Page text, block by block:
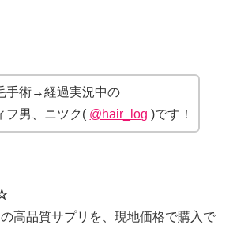
手術→経過実況中の
フ男、ニツク( @hair_log )です！
高品質サプリを、現地価格で購入で